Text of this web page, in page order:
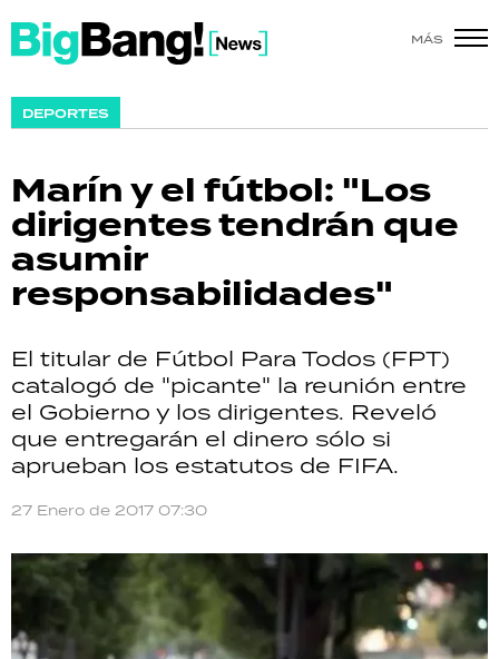
MÁS
DEPORTES
Marín y el fútbol: "Los
dirigentes tendrán que
asumir
responsabilidades"
El titular de Fútbol Para Todos (FPT)
catalogó de "picante" la reunión entre
el Gobierno y los dirigentes. Reveló
que entregarán el dinero sólo si
aprueban los estatutos de FIFA.
27 Enero de 2017 07:30
SHOW
ACTUALIDAD
POLICIALES
ECONOMÍA
GRAN HERMANO
SALUD
DEPORTES
RECETAS